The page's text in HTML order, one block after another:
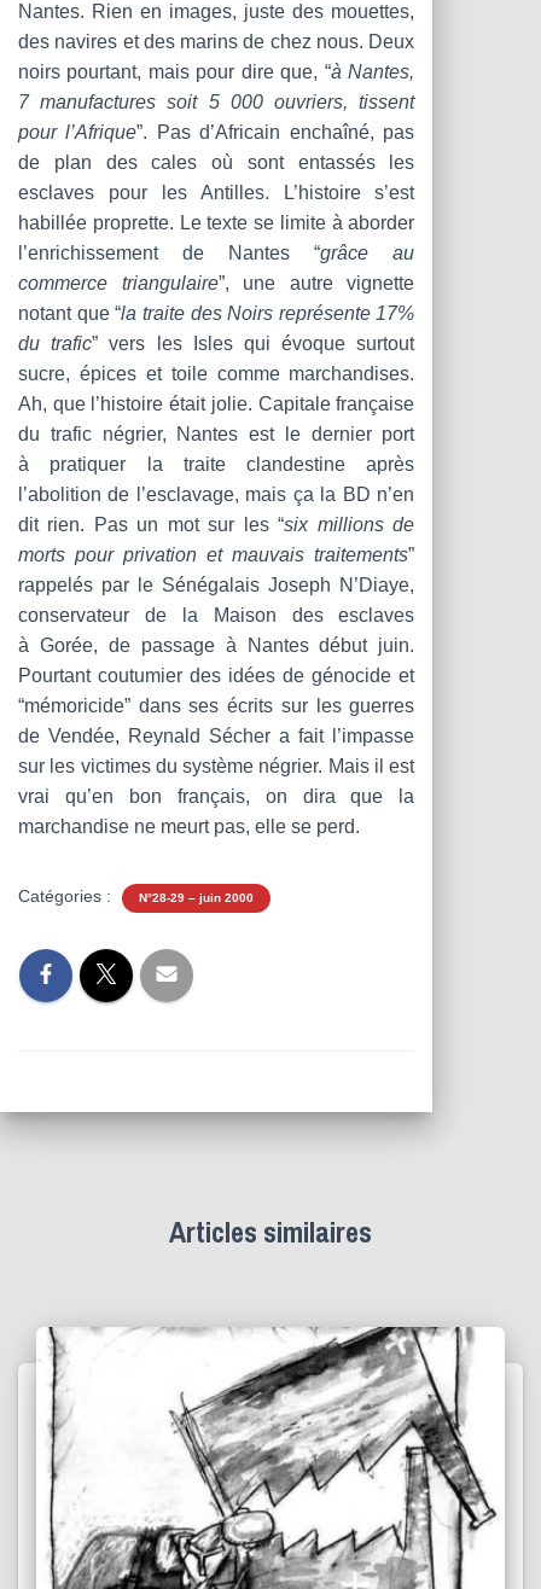
Nantes. Rien en images, juste des mouettes,
des navires et des marins de chez nous. Deux
noirs pourtant, mais pour dire que, “à Nantes,
7 manufactures soit 5 000 ouvriers, tissent
pour l’Afrique”. Pas d’Africain enchaîné, pas
de plan des cales où sont entassés les
esclaves pour les Antilles. L’histoire s’est
habillée proprette. Le texte se limite à aborder
l’enrichissement de Nantes “grâce au
commerce triangulaire”, une autre vignette
notant que “la traite des Noirs représente 17%
du trafic” vers les Isles qui évoque surtout
sucre, épices et toile comme marchandises.
Ah, que l’histoire était jolie. Capitale française
du trafic négrier, Nantes est le dernier port
à pratiquer la traite clandestine après
l’abolition de l’esclavage, mais ça la BD n’en
dit rien. Pas un mot sur les “six millions de
morts pour privation et mauvais traitements”
rappelés par le Sénégalais Joseph N’Diaye,
conservateur de la Maison des esclaves
à Gorée, de passage à Nantes début juin.
Pourtant coutumier des idées de génocide et
“mémoricide” dans ses écrits sur les guerres
de Vendée, Reynald Sécher a fait l’impasse
sur les victimes du système négrier. Mais il est
vrai qu’en bon français, on dira que la
marchandise ne meurt pas, elle se perd.
Catégories : N°28-29 – juin 2000
Articles similaires